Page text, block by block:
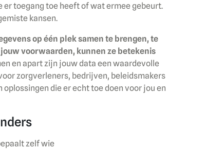
er toegang toe heeft of wat ermee gebeurt.
kansen.
op één plek samen te brengen, te
voorwaarden, kunnen ze betekenis
en apart zijn jouw data een waardevolle
zorgverleners, bedrijven, beleidsmakers
die er echt toe doen voor jou en
zelf wie